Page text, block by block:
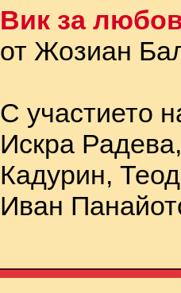
Вик за
от Жозиан
С участието
Искра
Кадурин,
Иван